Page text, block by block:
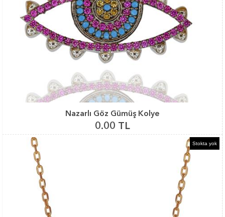
Nazarlı Göz Gümüş Kolye
0.00 TL
Stokta yok